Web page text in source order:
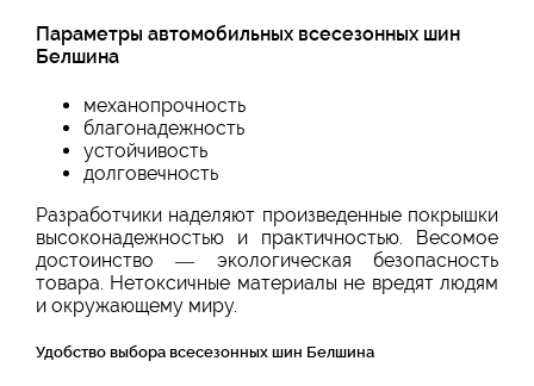
Параметры автомобильных всесезонных шин
Белшина
механопрочность
благонадежность
устойчивость
долговечность
Разработчики наделяют произведенные покрышки
высоконадежностью и практичностью. Весомое
достоинство — экологическая безопасность
товара. Нетоксичные материалы не вредят людям
и окружающему миру.
Удобство выбора всесезонных шин Белшина